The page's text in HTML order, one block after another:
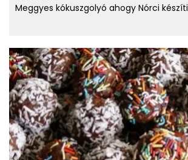
Meggyes kókuszgolyó ahogy Nórci készíti